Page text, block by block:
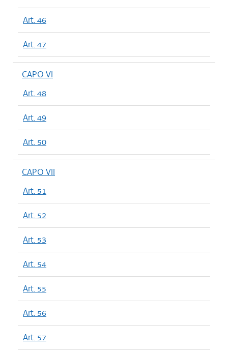
Art. 46
Art. 47
CAPO VI
Art. 48
Art. 49
Art. 50
CAPO VII
Art. 51
Art. 52
Art. 53
Art. 54
Art. 55
Art. 56
Art. 57